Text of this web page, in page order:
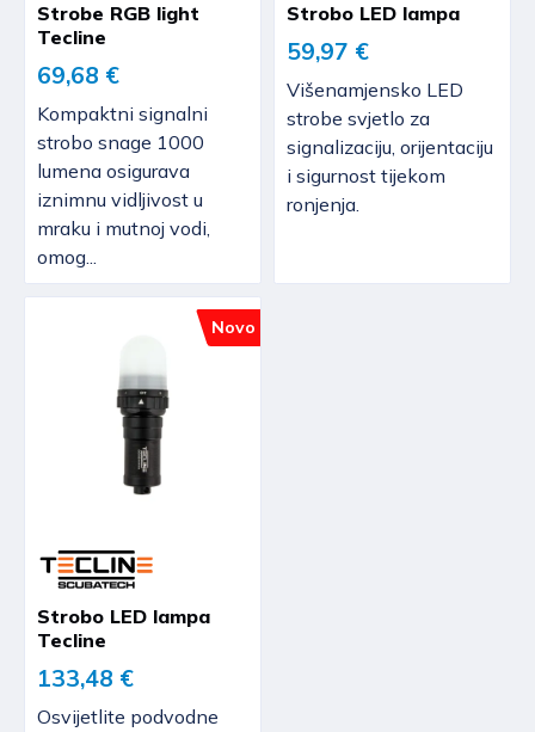
Strobe RGB light
Tecline
69,68 €
Kompaktni signalni
strobo snage 1000
lumena osigurava
iznimnu vidljivost u
mraku i mutnoj vodi,
omog...
Strobo LED lampa
59,97 €
Višenamjensko LED
strobe svjetlo za
signalizaciju, orijentaciju
i sigurnost tijekom
ronjenja.
Novo
Strobo LED lampa
Tecline
133,48 €
Osvijetlite podvodne